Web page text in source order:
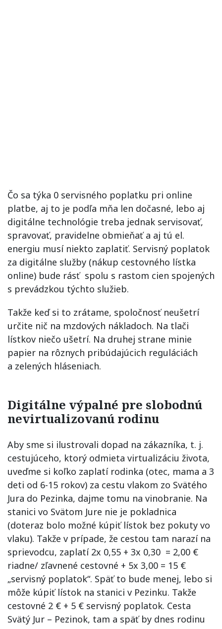
Čo sa týka 0 servisného poplatku pri online
platbe, aj to je podľa mňa len dočasné, lebo aj
digitálne technológie treba jednak servisovať,
spravovať, pravidelne obmieňať a aj tú el.
energiu musí niekto zaplatiť. Servisný poplatok
za digitálne služby (nákup cestovného lístka
online) bude rásť spolu s rastom cien spojených
s prevádzkou týchto služieb.
Takže keď si to zrátame, spoločnosť neušetrí
určite nič na mzdových nákladoch. Na tlači
lístkov niečo ušetrí. Na druhej strane minie
papier na rôznych pribúdajúcich reguláciách
a zelených hláseniach.
Digitálne výpalné pre slobodnú
nevirtualizovanú rodinu
Aby sme si ilustrovali dopad na zákazníka, t. j.
cestujúceho, ktorý odmieta virtualizáciu života,
uveďme si koľko zaplatí rodinka (otec, mama a 3
deti od 6-15 rokov) za cestu vlakom zo Svätého
Jura do Pezinka, dajme tomu na vinobranie. Na
stanici vo Svätom Jure nie je pokladnica
(doteraz bolo možné kúpiť lístok bez pokuty vo
vlaku). Takže v prípade, že cestou tam narazí na
sprievodcu, zaplatí 2x 0,55 + 3x 0,30 = 2,00 €
riadne/ zľavnené cestovné + 5x 3,00 = 15 €
„servisný poplatok“. Späť to bude menej, lebo si
môže kúpiť lístok na stanici v Pezinku. Takže
cestovné 2 € + 5 € servisný poplatok. Cesta
Svätý Jur – Pezinok, tam a späť by dnes rodinu